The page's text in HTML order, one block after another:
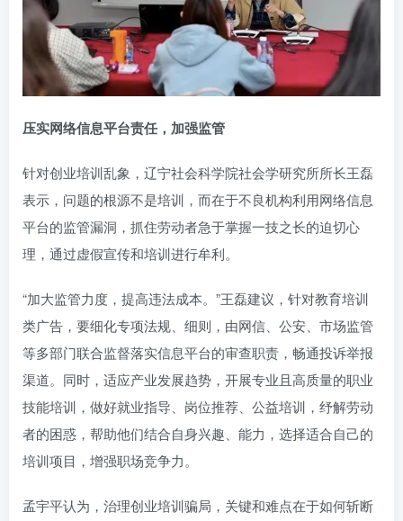
压实网络信息平台责任，加强监管
针对创业培训乱象，辽宁社会科学院社会学研究所所长王磊
表示，问题的根源不是培训，而在于不良机构利用网络信息
平台的监管漏洞，抓住劳动者急于掌握一技之长的迫切心
理，通过虚假宣传和培训进行牟利。
“加大监管力度，提高违法成本。”王磊建议，针对教育培训
类广告，要细化专项法规、细则，由网信、公安、市场监管
等多部门联合监督落实信息平台的审查职责，畅通投诉举报
渠道。同时，适应产业发展趋势，开展专业且高质量的职业
技能培训，做好就业指导、岗位推荐、公益培训，纾解劳动
者的困惑，帮助他们结合自身兴趣、能力，选择适合自己的
培训项目，增强职场竞争力。
孟宇平认为，治理创业培训骗局，关键和难点在于如何斩断